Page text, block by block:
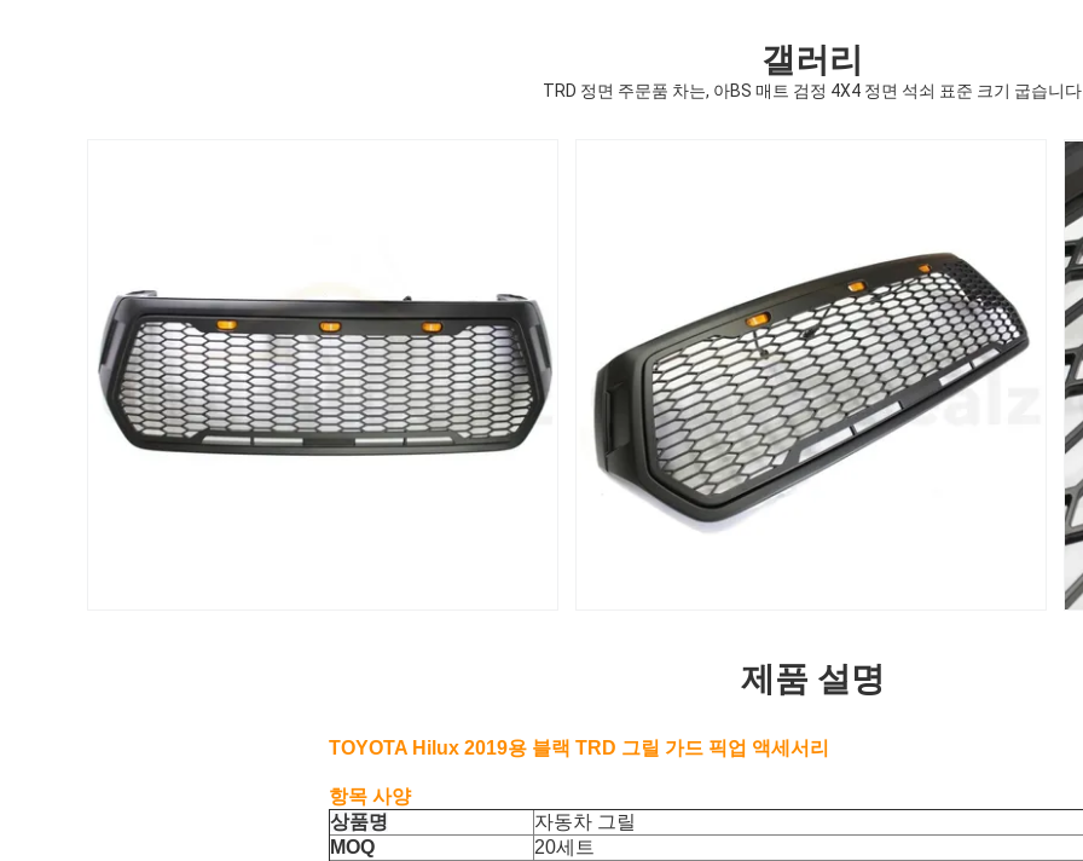
갤러리
TRD 정면 주문품 차는, 아BS 매트 검정 4X4 정면 석쇠 표준 크기 굽습니다
제품 설명
TOYOTA Hilux 2019용 블랙 TRD 그릴 가드 픽업 액세서리
항목 사양
상품명
자동차 그릴
MOQ
20세트